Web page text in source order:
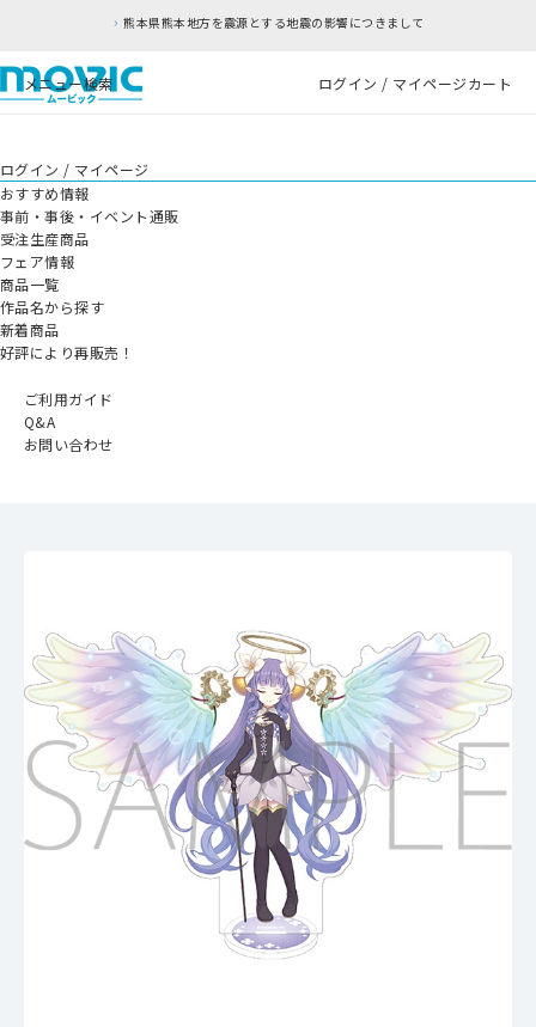
熊本県熊本地方を震源とする地震の影響につきまして
メニュー検索 ログイン / マイページカート
ログイン / マイページ
おすすめ情報
事前・事後・イベント通販
受注生産商品
フェア情報
商品一覧
作品名から探す
新着商品
好評により再販売！
ご利用ガイド
Q&A
お問い合わせ